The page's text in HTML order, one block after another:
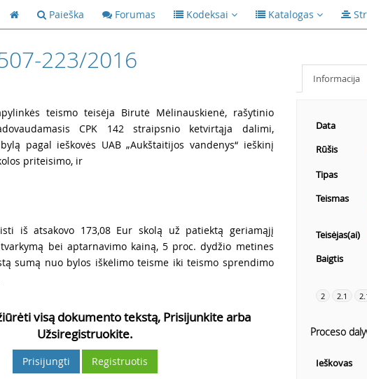
Paieška Forumas Kodeksai Katalogas
223/2016
teismo teisėja Birutė Mėlinauskienė, rašytinio
CPK 142 straipsnio ketvirtąja dalimi,
pagal ieškovės UAB „Aukštaitijos vandenys“ ieškinį
priteisimo, ir
iš atsakovo 173,08 Eur skolą už patiektą geriamąjį
bei aptarnavimo kainą, 5 proc. dydžio metines
sumą nuo bylos iškėlimo teisme iki teismo sprendimo
visą dokumento tekstą, Prisijunkite arba
Užsiregistruokite.
Prisijungti Registruotis
Informacija
Data
Rūšis
Tipas
Teismas
Teisėjas(ai)
Baigtis
2 2.1
Proceso
Ieškovas